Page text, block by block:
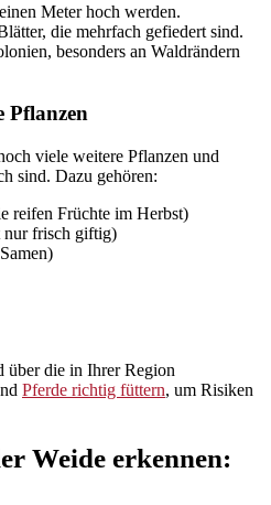
Meter hoch werden.
die mehrfach gefiedert sind.
besonders an Waldrändern
Pflanzen
viele weitere Pflanzen und
sind. Dazu gehören:
reifen Früchte im Herbst)
nur frisch giftig)
über die in Ihrer Region
Pferde richtig füttern, um Risiken
Weide erkennen: